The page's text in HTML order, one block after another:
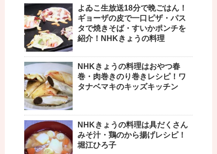
よゐこ生放送18分で晩ごはん！
ギョーザの皮で一口ピザ・パス
タで焼きそば・すいかポンチを
紹介！NHKきょうの料理
NHKきょうの料理はおやつ春
巻・肉巻きのり巻きレシピ！ワ
タナベマキのキッズキッチン
NHKきょうの料理は具だくさん
みそ汁・鶏のから揚げレシピ！
堀江ひろ子